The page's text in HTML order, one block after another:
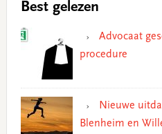
Best gelezen
Advocaat
procedure
Nieuwe
Blenheim en